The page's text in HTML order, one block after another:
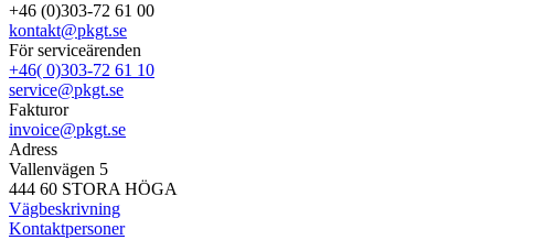
+46 (0)303-72 61 00
kontakt@pkgt.se
För serviceärenden
+46( 0)303-72 61 10
service@pkgt.se
Fakturor
invoice@pkgt.se
Adress
Vallenvägen 5
444 60 STORA HÖGA
Vägbeskrivning
Kontaktpersoner